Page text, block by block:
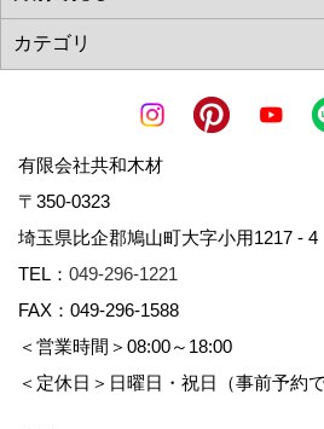
有限会社共和木材
〒350-0323
埼玉県比企郡鳩山町大字小用1217 -
TEL： 049-296-1221
FAX：049-296-1588
＜営業時間＞08:00～18:00
＜定休日＞日曜日・祝日（事前予約